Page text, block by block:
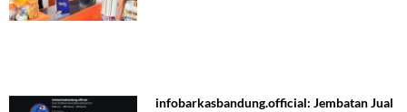
infobarkasbandung.official: Jembatan Jual